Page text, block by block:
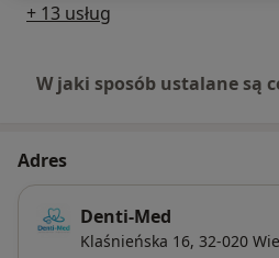
+ 13 usług
W jaki sposób ustalane są
Adres
Denti-Med
Klaśnieńska 16, 32-020